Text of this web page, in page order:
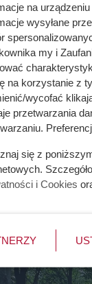
kosztuje
na
wysyłane
my i
na korzystanie z
wycofać
przetwarzania
się z
i Cookies